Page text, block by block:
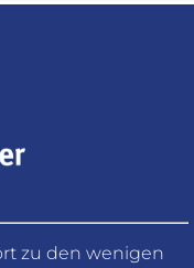
zu den wenigen